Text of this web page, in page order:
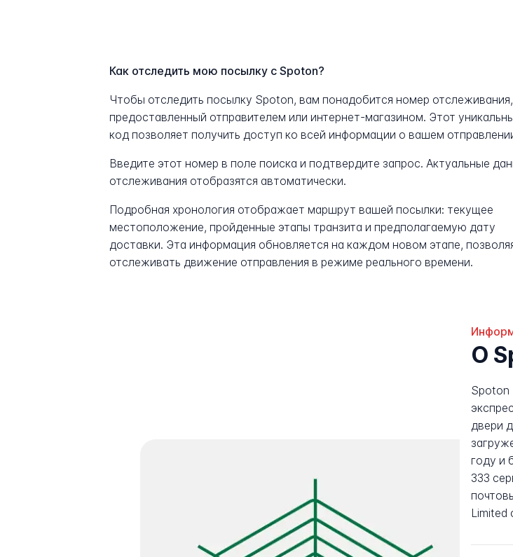
Как отследить мою посылку с Spoton?
Чтобы отследить посылку Spoton, вам понадобится номер отслеживания,
предоставленный отправителем или интернет-магазином. Этот
код позволяет получить доступ ко всей информации о вашем
Введите этот номер в поле поиска и подтвердите запрос. Актуальные
отслеживания отобразятся автоматически.
Подробная хронология отображает маршрут вашей посылки: текущее
местоположение, пройденные этапы транзита и предполагаемую дату
доставки. Эта информация обновляется на каждом новом этапе,
отслеживать движение отправления в режиме реального времени.
О
Spoton
двери
году и
333
Limited